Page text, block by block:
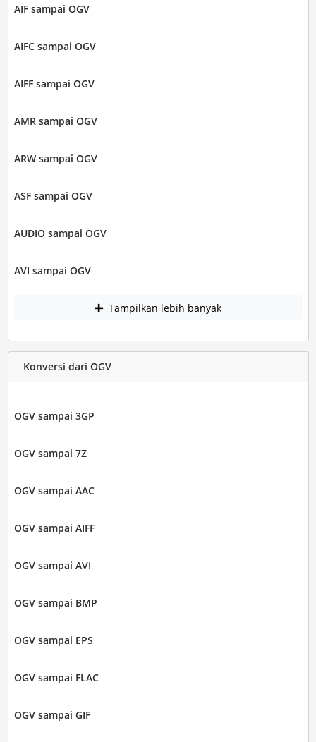
AIF sampai OGV
AIFC sampai OGV
AIFF sampai OGV
AMR sampai OGV
ARW sampai OGV
ASF sampai OGV
AUDIO sampai OGV
AVI sampai OGV
Tampilkan lebih banyak
Konversi dari OGV
OGV sampai 3GP
OGV sampai 7Z
OGV sampai AAC
OGV sampai AIFF
OGV sampai AVI
OGV sampai BMP
OGV sampai EPS
OGV sampai FLAC
OGV sampai GIF